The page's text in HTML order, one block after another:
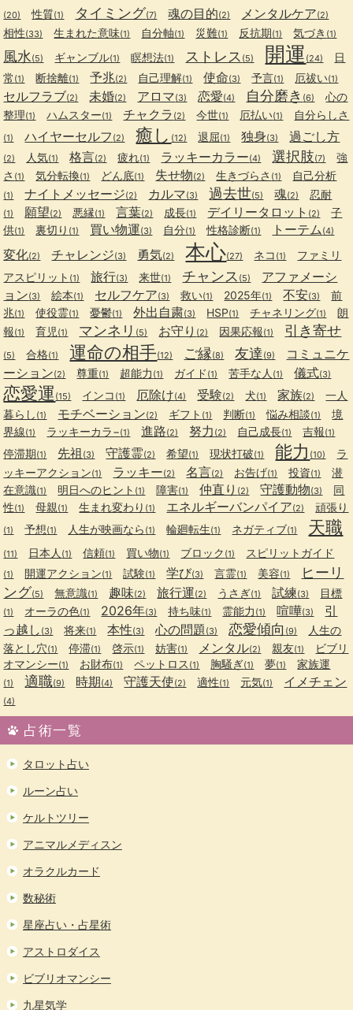
(20) 性質(1) タイミング(7) 魂の目的(2) メンタルケア(2)
相性(33) 生まれた意味(1) 自分軸(1) 災難(1) 反抗期(1) 気づき (1)
風水(5) ギャンブル(1) 瞑想法(1) ストレス (5) 開運 (24)
日
常 (1) 断捨離(1) 予兆(2) 自己理解(1) 使命(3) 予言(1) 厄祓い(1)
セルフラブ(2) 未婚(2) アロマ(3) 恋愛(4) 自分磨き (6)
心の
整理(1) ハムスター(1) チャクラ (2) 今世(1) 厄払い(1) 自分らしさ
(1) ハイヤーセルフ (2) 癒し (12) 退屈(1) 独身(3) 過ごし方
(2) 人気(1) 格言(2) 疲れ(1) ラッキーカラー(4) 選択肢(7)
強
さ (1) 気分転換(1) どん底(1) 失せ物(2) 生きづらさ (1) 自己分析
(1) ナイトメッセージ(2) カルマ(3) 過去世(5) 魂(2) 忍耐
(1) 願望(2) 悪縁(1) 言葉(2) 成長(1) デイリータロット (2)
子
供(1) 裏切り (1) 買い物運(3) 自分(1) 性格診断(1) トーテム(4)
変化(2) チャレンジ(3) 勇気(2) 本心(27) ネコ (1)
ファミリ
アスピリット (1) 旅行(3) 来世(1) チャンス (5)
アファメーシ
ョン(3) 絵本(1) セルフケア(3) 救い(1) 2025年(1) 不安(3)
前
兆(1) 使役霊(1) 憂鬱(1) 外出自粛(3) HSP(1) チャネリング(1)
朗
報(1) 育児 (1) マンネリ (5) お守り (2) 因果応報(1) 引き寄せ
(5) 合格(1) 運命の相手(12) ご縁(8) 友達 (9)
コミュニケ
ーション(2) 尊重(1) 超能力 (1) ガイド (1) 苦手な人 (1) 儀式(3)
恋愛運 (15) インコ (1) 厄除け(4) 受験(2) 犬(1) 家族(2)
一人
暮らし (1) モチベーション(2) ギフト (1) 判断(1) 悩み相談(1)
境
界線(1) ラッキーカラ−(1) 進路(2) 努力 (2) 自己成長(1) 吉報(1)
停滞期(1) 先祖 (3) 守護霊(2) 希望(1) 現状打破(1) 能力 (10)
ラ
ッキーアクション(1) ラッキー(2) 名言(2) お告げ(1) 投資(1)
潜
在意識(1) 明日へのヒント (1) 障害(1) 仲直り (2) 守護動物(3)
同
性(1) 母親(1) 生まれ変わり (1) エネルギーバンパイア(2) 頑張り
(1) 予想(1) 人生が映画なら (1) 輪廻転生(1) ネガティブ(1) 天職
(11) 日本人 (1) 信頼(1) 買い物(1) ブロック (1) スピリットガイド
(1) 開運アクション(1) 試験(1) 学び(3) 言霊(1) 美容(1)
ヒーリ
ング(5) 無意識(1) 趣味(2) 旅行運(2) うさぎ(1) 試練(3) 目標
(1) オーラの色(1) 2026年(3) 持ち味(1) 霊能力 (1) 喧嘩(3)
引
っ越し (3) 将来(1) 本性(3) 心の問題(3) 恋愛傾向 (9)
人生の
落とし穴(1) 停滞(1) 啓示(1) 妨害(1) メンタル(2) 親友(1)
ビブリ
オマンシー(1) お財布(1) ペットロス (1) 胸騒ぎ(1) 夢(1) 家族運
(1) 適職(9) 時期(4) 守護天使(2) 適性(1) 元気(1) イメチェン
(4)
占術一覧
タロット占い
ルーン占い
ケルトツリー
アニマルメディスン
オラクルカード
数秘術
星座占い・占星術
アストロダイス
ビブリオマンシー
九星気学